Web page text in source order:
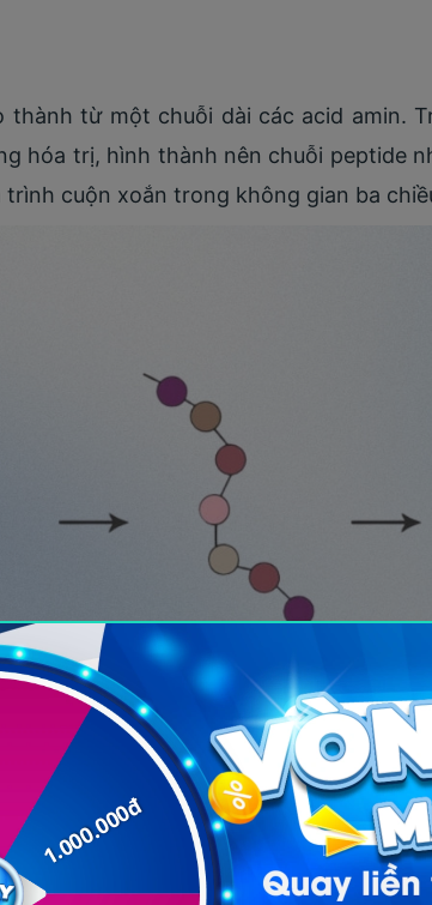
từ một chuỗi dài các acid amin.
hóa trị, hình thành nên chuỗi peptide
cuộn xoắn trong không gian ba
Quá trình tạo thành phân tử